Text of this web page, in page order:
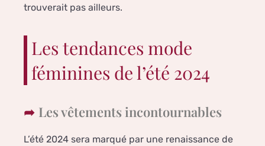
trouverait pas ailleurs.
Les tendances mode
féminines de l’été 2024
Les vêtements incontournables
L’été 2024 sera marqué par une renaissance de